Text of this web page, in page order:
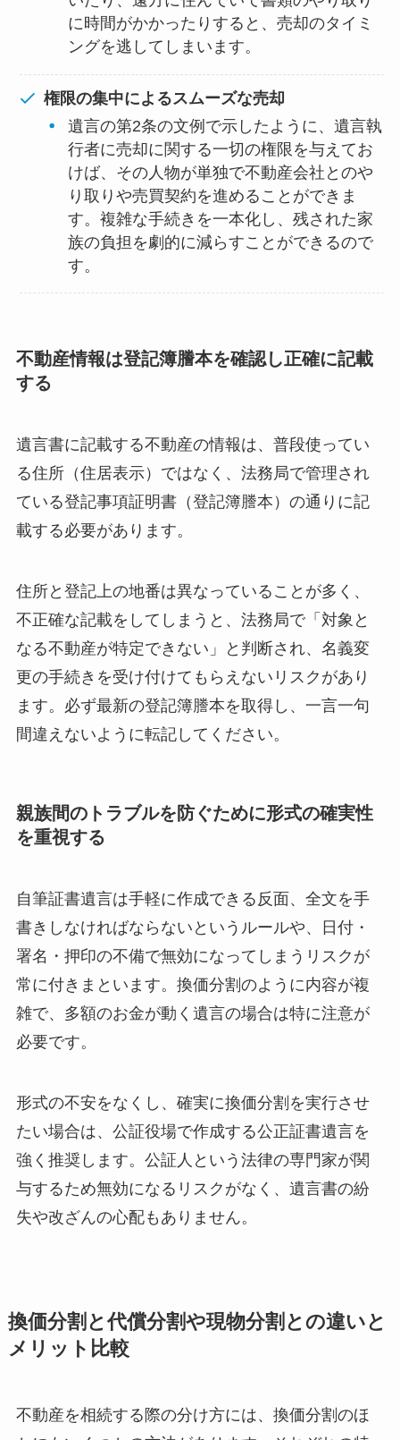
に時間がかかったりすると、売却のタイミ
ングを逃してしまいます。
権限の集中によるスムーズな売却
遺言の第2条の文例で示したように、遺言執
行者に売却に関する一切の権限を与えてお
けば、その人物が単独で不動産会社とのや
り取りや売買契約を進めることができま
す。複雑な手続きを一本化し、残された家
族の負担を劇的に減らすことができるので
す。
不動産情報は登記簿謄本を確認し正確に記載
する
遺言書に記載する不動産の情報は、普段使ってい
る住所（住居表示）ではなく、法務局で管理され
ている登記事項証明書（登記簿謄本）の通りに記
載する必要があります。
住所と登記上の地番は異なっていることが多く、
不正確な記載をしてしまうと、法務局で「対象と
なる不動産が特定できない」と判断され、名義変
更の手続きを受け付けてもらえないリスクがあり
ます。必ず最新の登記簿謄本を取得し、一言一句
間違えないように転記してください。
親族間のトラブルを防ぐために形式の確実性
を重視する
自筆証書遺言は手軽に作成できる反面、全文を手
書きしなければならないというルールや、日付・
署名・押印の不備で無効になってしまうリスクが
常に付きまといます。換価分割のように内容が複
雑で、多額のお金が動く遺言の場合は特に注意が
必要です。
形式の不安をなくし、確実に換価分割を実行させ
たい場合は、公証役場で作成する公正証書遺言を
強く推奨します。公証人という法律の専門家が関
与するため無効になるリスクがなく、遺言書の紛
失や改ざんの心配もありません。
換価分割と代償分割や現物分割との違いと
メリット比較
不動産を相続する際の分け方には、換価分割のほ